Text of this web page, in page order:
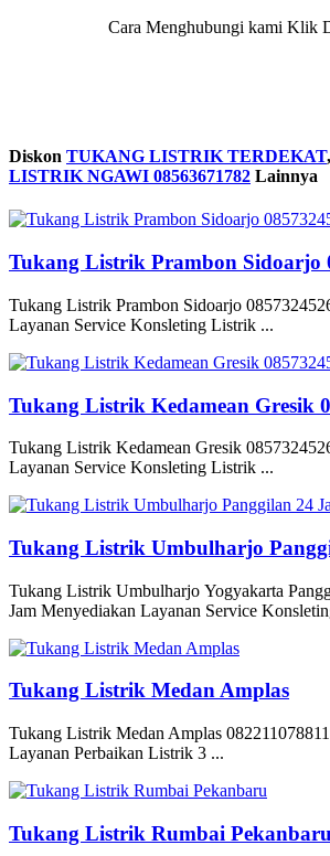
Cara Menghubungi kami Klik
Diskon TUKANG LISTRIK TERDEKAT,
LISTRIK NGAWI 08563671782 Lainnya
Tukang Listrik Prambon Sidoarjo
Tukang Listrik Prambon Sidoarjo
Layanan Service Konsleting Listrik ...
Tukang Listrik Kedamean Gresik
Tukang Listrik Kedamean Gresik
Layanan Service Konsleting Listrik ...
Tukang Listrik Umbulharjo
Tukang Listrik Umbulharjo Yogyakarta
Jam Menyediakan Layanan Service
Tukang Listrik Medan Amplas
Tukang Listrik Medan Amplas
Layanan Perbaikan Listrik 3 ...
Tukang Listrik Rumbai Pekanbaru